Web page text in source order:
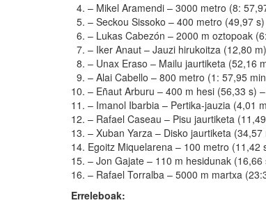
– Mikel Aramendi – 3000 metro (8:
– Seckou Sissoko – 400 metro (49,97 s)
– Lukas Cabezón – 2000 m oztopoak
– Iker Anaut – Jauzi hirukoitza (12,80
– Unax Eraso – Mailu jaurtiketa (52,16
– Alai Cabello – 800 metro (1: 57,95
– Eñaut Arburu – 400 m hesi (56,33 s)
– Imanol Ibarbia – Pertika-jauzia (4,01
– Rafael Caseau – Pisu jaurtiketa
– Xuban Yarza – Disko jaurtiketa (34,57
Egoitz Miquelarena – 100 metro (11,42
– Jon Gajate – 110 m hesidunak (16,66
– Rafael Torralba – 5000 m martxa
Erreleboak: